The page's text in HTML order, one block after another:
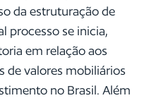
da estruturação de
processo se inicia,
em relação aos
de valores mobiliários
no Brasil. Além